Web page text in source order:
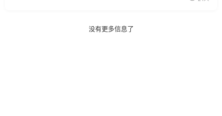
没有更多信息了